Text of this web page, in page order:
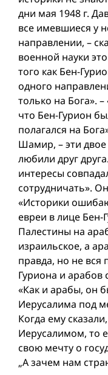
дни мая 1948 г.
все имевшиеся у
направлении, –
военной науки
того как Бен-
одного
только на Бога».
что Бен-Гурион
полагался на
Шамир, – эти
любили друг
интересы
сотрудничать».
«Историки
евреи в лице Бен-
Палестины на
израильское, а
правда, но не вся
Гуриона и арабов
«Как и арабы, он
Иерусалима под
Когда ему
Иерусалимом, то
свою мечту о
„А зачем нам